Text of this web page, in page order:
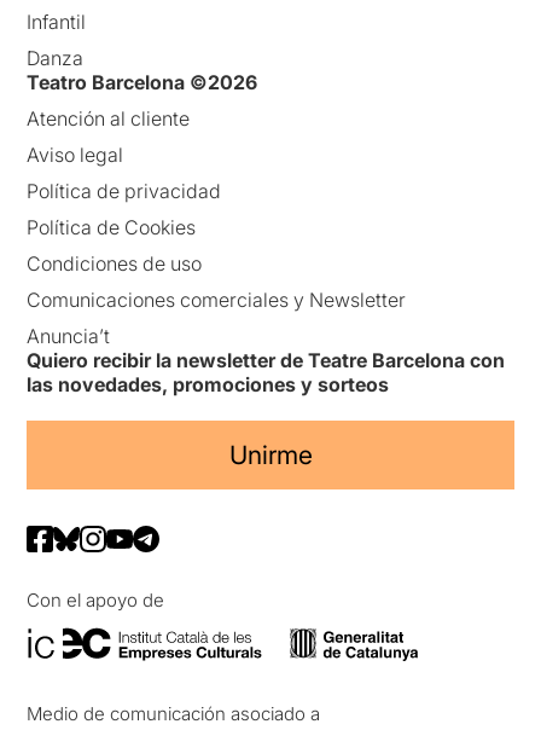
Infantil
Danza
Teatro Barcelona ©2026
Atención al cliente
Aviso legal
Política de privacidad
Política de Cookies
Condiciones de uso
Comunicaciones comerciales y Newsletter
Anuncia’t
Quiero recibir la newsletter de Teatre Barcelona con
las novedades, promociones y sorteos
Unirme
Con el apoyo de
Medio de comunicación asociado a